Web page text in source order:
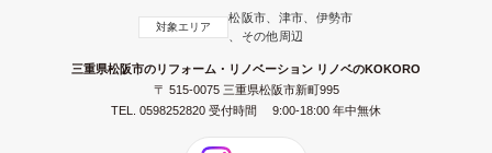
対象エリア
松阪市、津市、伊勢市
、その他周辺
三重県松阪市のリフォーム・リノベーション リノベのKOKORO
〒 515-0075 三重県松阪市新町995
TEL. 0598252820 受付時間 9:00-18:00 年中無休